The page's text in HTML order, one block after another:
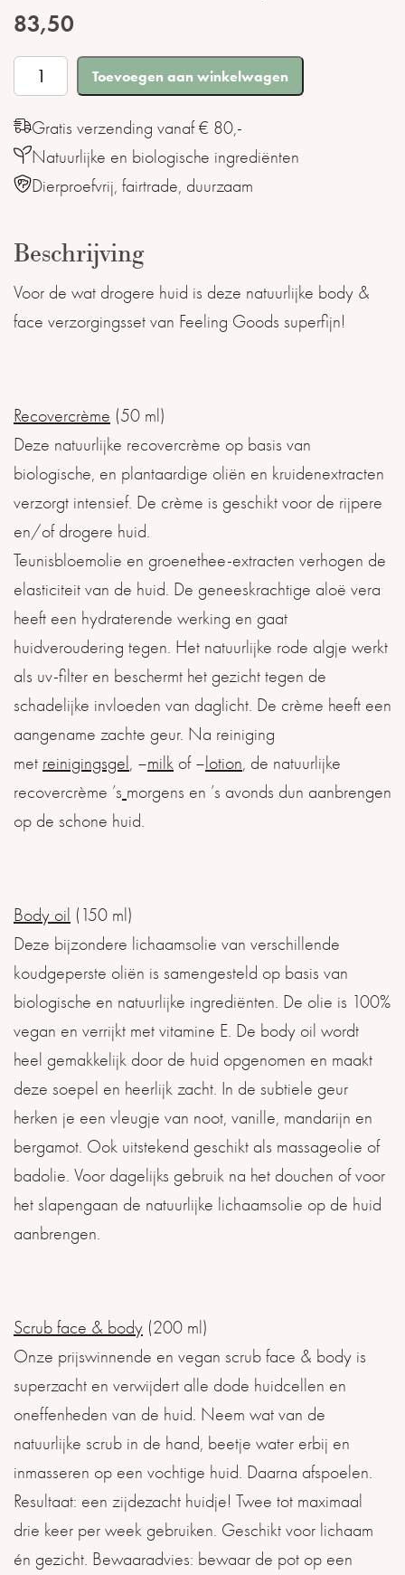
83,50
Verzorgingsset
recovercrème,
body
oil
en
face
body
aantal
Toevoegen aan winkelwagen
Gratis verzending vanaf € 80,-
Natuurlijke en biologische ingrediënten
Dierproefvrij, fairtrade, duurzaam
Beschrijving
Voor de wat drogere huid is deze natuurlijke body &
face verzorgingsset van Feeling Goods superfijn!
Recovercrème (50 ml)
Deze natuurlijke recovercrème op basis van
biologische, en plantaardige oliën en kruidenextracten
verzorgt intensief. De crème is geschikt voor de rijpere
en/of drogere huid.
Teunisbloemolie en groenethee-extracten verhogen de
elasticiteit van de huid. De geneeskrachtige aloë vera
heeft een hydraterende werking en gaat
huidveroudering tegen. Het natuurlijke rode algje werkt
als uv-filter en beschermt het gezicht tegen de
schadelijke invloeden van daglicht. De crème heeft een
aangename zachte geur. Na reiniging
met reinigingsgel , –milk of – lotion, de natuurlijke
recovercrème ’s morgens en ’s avonds dun aanbrengen
op de schone huid.
Body oil (150 ml)
Deze bijzondere lichaamsolie van verschillende
koudgeperste oliën is samengesteld op basis van
biologische en natuurlijke ingrediënten. De olie is 100%
vegan en verrijkt met vitamine E. De body oil wordt
heel gemakkelijk door de huid opgenomen en maakt
deze soepel en heerlijk zacht. In de subtiele geur
herken je een vleugje van noot, vanille, mandarijn en
bergamot. Ook uitstekend geschikt als massageolie of
badolie. Voor dagelijks gebruik na het douchen of voor
het slapengaan de natuurlijke lichaamsolie op de huid
aanbrengen.
Scrub face & body (200 ml)
Onze prijswinnende en vegan scrub face & body is
superzacht en verwijdert alle dode huidcellen en
oneffenheden van de huid. Neem wat van de
natuurlijke scrub in de hand, beetje water erbij en
inmasseren op een vochtige huid. Daarna afspoelen.
Resultaat: een zijdezacht huidje! Twee tot maximaal
drie keer per week gebruiken. Geschikt voor lichaam
én gezicht. Bewaaradvies: bewaar de pot op een